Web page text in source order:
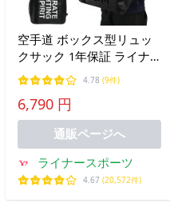
空手道 ボックス型リュッ
クサック 1年保証 ライナ
ースポーツオリジナル バ
ックパック デイパック リ
ュック バック バッグ スク
エア 四角
4.78 (9件)
6,790 円
通販ページへ
ライナースポーツ
4.67 (20,572件)